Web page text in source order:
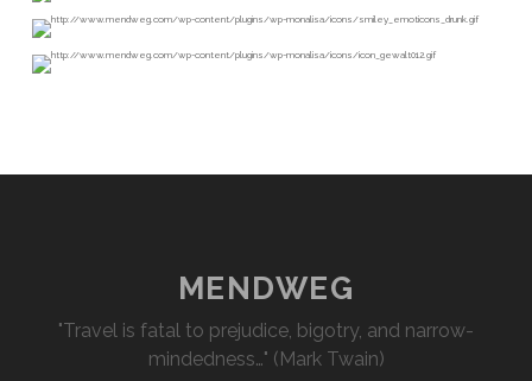
MENDWEG
"Travel is fatal to prejudice, bigotry, and narrow-
mindedness…" (Mark Twain)